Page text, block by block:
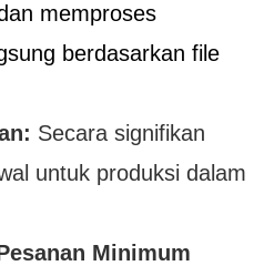
memproses
berdasarkan file
Secara signifikan
untuk produksi dalam
Minimum